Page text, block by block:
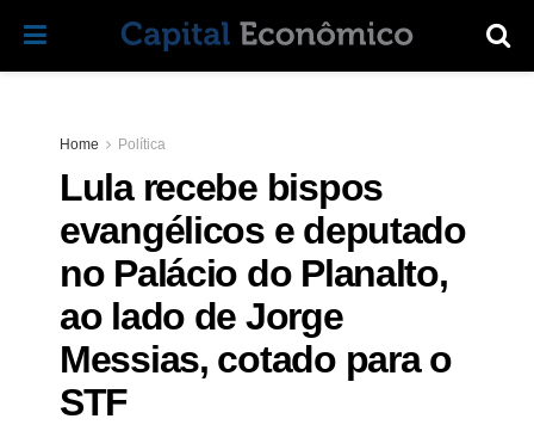
Home Política
Lula recebe bispos
evangélicos e deputado
no Palácio do Planalto,
ao lado de Jorge
Messias, cotado para o
STF